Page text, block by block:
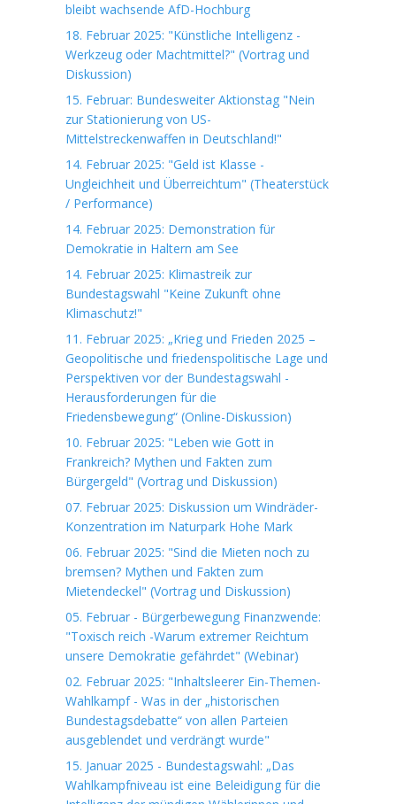
bleibt wachsende AfD-Hochburg
18. Februar 2025: "Künstliche Intelligenz -
Werkzeug oder Machtmittel?" (Vortrag und
Diskussion)
15. Februar: Bundesweiter Aktionstag "Nein
zur Stationierung von US-
Mittelstreckenwaffen in Deutschland!"
14. Februar 2025: "Geld ist Klasse -
Ungleichheit und Überreichtum" (Theaterstück
/ Performance)
14. Februar 2025: Demonstration für
Demokratie in Haltern am See
14. Februar 2025: Klimastreik zur
Bundestagswahl "Keine Zukunft ohne
Klimaschutz!"
11. Februar 2025: „Krieg und Frieden 2025 –
Geopolitische und friedenspolitische Lage und
Perspektiven vor der Bundestagswahl -
Herausforderungen für die
Friedensbewegung“ (Online-Diskussion)
10. Februar 2025: "Leben wie Gott in
Frankreich? Mythen und Fakten zum
Bürgergeld" (Vortrag und Diskussion)
07. Februar 2025: Diskussion um Windräder-
Konzentration im Naturpark Hohe Mark
06. Februar 2025: "Sind die Mieten noch zu
bremsen? Mythen und Fakten zum
Mietendeckel" (Vortrag und Diskussion)
05. Februar - Bürgerbewegung Finanzwende:
"Toxisch reich -Warum extremer Reichtum
unsere Demokratie gefährdet" (Webinar)
02. Februar 2025: "Inhaltsleerer Ein-Themen-
Wahlkampf - Was in der „historischen
Bundestagsdebatte“ von allen Parteien
ausgeblendet und verdrängt wurde"
15. Januar 2025 - Bundestagswahl: „Das
Wahlkampfniveau ist eine Beleidigung für die